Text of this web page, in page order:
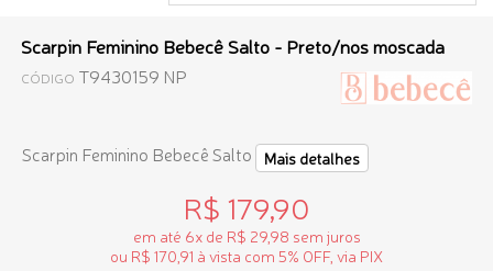
Scarpin Feminino Bebecê Salto - Preto/nos moscada
CÓDIGO T9430159 NP
Scarpin Feminino Bebecê Salto Mais detalhes
R$ 179,90
em até 6x de R$ 29,98 sem juros
ou R$ 170,91 à vista com 5% OFF, via PIX